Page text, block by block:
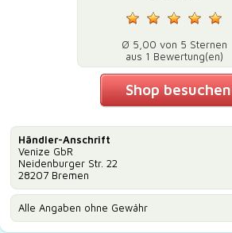
Ø 5,00 von 5 Sternen
aus 1 Bewertung(en)
Shop besuchen
Händler-Anschrift
Venize GbR
Neidenburger Str. 22
28207 Bremen
Alle Angaben ohne Gewähr